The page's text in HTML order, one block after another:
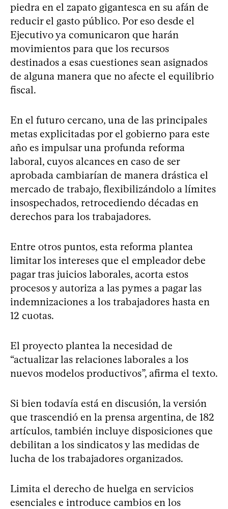
piedra en el zapato gigantesca en su afán de
reducir el gasto público. Por eso desde el
Ejecutivo ya comunicaron que harán
movimientos para que los recursos
destinados a esas cuestiones sean asignados
de alguna manera que no afecte el equilibrio
fiscal.
En el futuro cercano, una de las principales
metas explicitadas por el gobierno para este
año es impulsar una profunda reforma
laboral, cuyos alcances en caso de ser
aprobada cambiarían de manera drástica el
mercado de trabajo, flexibilizándolo a límites
insospechados, retrocediendo décadas en
derechos para los trabajadores.
Entre otros puntos, esta reforma plantea
limitar los intereses que el empleador debe
pagar tras juicios laborales, acorta estos
procesos y autoriza a las pymes a pagar las
indemnizaciones a los trabajadores hasta en
12 cuotas.
El proyecto plantea la necesidad de
“actualizar las relaciones laborales a los
nuevos modelos productivos”, afirma el texto.
Si bien todavía está en discusión, la versión
que trascendió en la prensa argentina, de 182
artículos, también incluye disposiciones que
debilitan a los sindicatos y las medidas de
lucha de los trabajadores organizados.
Limita el derecho de huelga en servicios
esenciales e introduce cambios en los